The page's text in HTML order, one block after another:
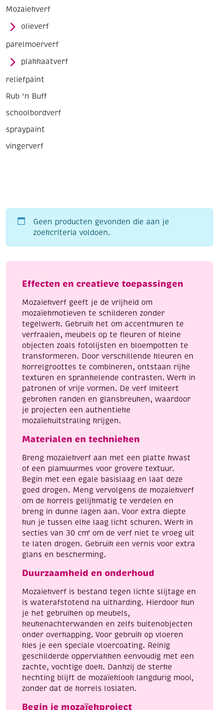
Mozaiekverf
olieverf
parelmoerverf
plakkaatverf
reliefpaint
Rub 'n Buff
schoolbordverf
spraypaint
vingerverf
Geen producten gevonden die aan je
zoekcriteria voldoen.
Effecten en creatieve toepassingen
Mozaiekverf geeft je de vrijheid om
mozaïekmotieven te schilderen zonder
tegelwerk. Gebruik het om accentmuren te
verfraaien, meubels op te fleuren of kleine
objecten zoals fotolijsten en bloempotten te
transformeren. Door verschillende kleuren en
korrelgroottes te combineren, ontstaan rijke
texturen en sprankelende contrasten. Werk in
patronen of vrije vormen. De verf imiteert
gebroken randen en glansbreuken, waardoor
je projecten een authentieke
mozaïekuitstraling krijgen.
Materialen en technieken
Breng mozaiekverf aan met een platte kwast
of een plamuurmes voor grovere textuur.
Begin met een egale basislaag en laat deze
goed drogen. Meng vervolgens de mozaiekverf
om de korrels gelijkmatig te verdelen en
breng in dunne lagen aan. Voor extra diepte
kun je tussen elke laag licht schuren. Werk in
secties van 30 cm² om de verf niet te vroeg uit
te laten drogen. Gebruik een vernis voor extra
glans en bescherming.
Duurzaamheid en onderhoud
Mozaiekverf is bestand tegen lichte slijtage en
is waterafstotend na uitharding. Hierdoor kun
je het gebruiken op meubels,
keukenachterwanden en zelfs buitenobjecten
onder overkapping. Voor gebruik op vloeren
kies je een speciale vloercoating. Reinig
geschilderde oppervlakken eenvoudig met een
zachte, vochtige doek. Dankzij de sterke
hechting blijft de mozaïeklook langdurig mooi,
zonder dat de korrels loslaten.
Begin je mozaïekproject